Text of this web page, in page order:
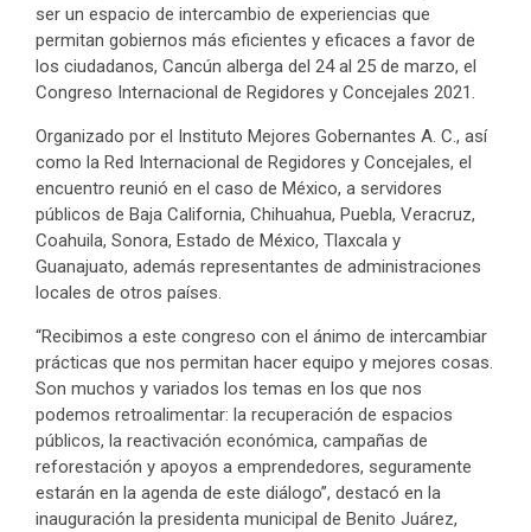
ser un espacio de intercambio de experiencias que
permitan gobiernos más eficientes y eficaces a favor de
los ciudadanos, Cancún alberga del 24 al 25 de marzo, el
Congreso Internacional de Regidores y Concejales 2021.
Organizado por el Instituto Mejores Gobernantes A. C., así
como la Red Internacional de Regidores y Concejales, el
encuentro reunió en el caso de México, a servidores
públicos de Baja California, Chihuahua, Puebla, Veracruz,
Coahuila, Sonora, Estado de México, Tlaxcala y
Guanajuato, además representantes de administraciones
locales de otros países.
“Recibimos a este congreso con el ánimo de intercambiar
prácticas que nos permitan hacer equipo y mejores cosas.
Son muchos y variados los temas en los que nos
podemos retroalimentar: la recuperación de espacios
públicos, la reactivación económica, campañas de
reforestación y apoyos a emprendedores, seguramente
estarán en la agenda de este diálogo”, destacó en la
inauguración la presidenta municipal de Benito Juárez,